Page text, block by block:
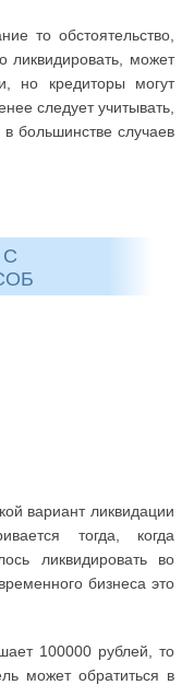
то обстоятельство,
может
но кредиторы могут
следует учитывать,
большинстве случаев
вариант ликвидации
тогда, когда
ликвидировать во
бизнеса это
100000 рублей, то
может обратиться в